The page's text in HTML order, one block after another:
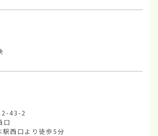
2-43-2
口
駅西口より徒歩5分